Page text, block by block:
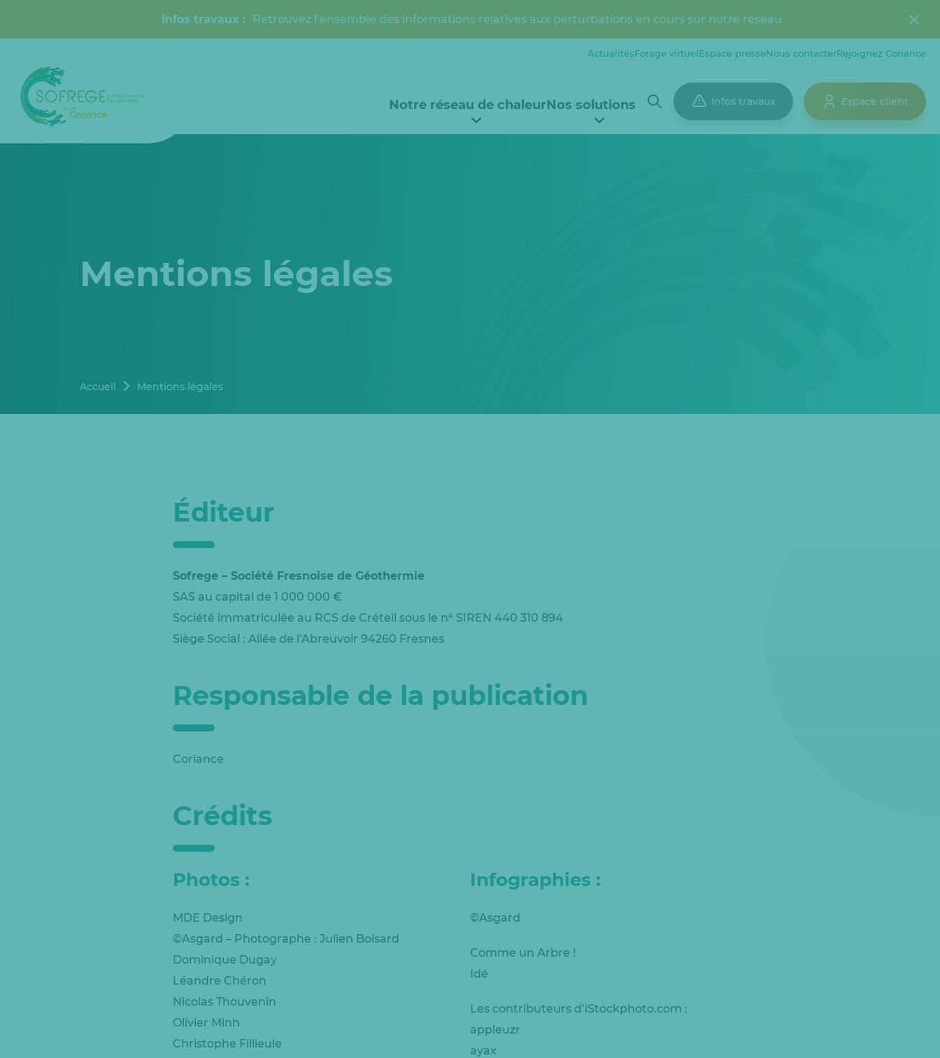
Infos travaux : Retrouvez l’ensemble des informations relatives aux perturbations en cours sur notre réseau
ActualitésForage virtuelEspace presseNous contacterRejoignez Coriance
Notre réseau de chaleurNos solutions Infos travaux Espace client
Mentions légales
Accueil Mentions légales
Éditeur
Sofrege – Société Fresnoise de Géothermie
SAS au capital de 1 000 000 €
Société immatriculée au RCS de Créteil sous le n° SIREN 440 310 894
Siège Social : Allée de l’Abreuvoir 94260 Fresnes
Responsable de la publication
Coriance
Crédits
Photos :
MDE Design
©Asgard – Photographe : Julien Boisard
Dominique Dugay
Léandre Chéron
Nicolas Thouvenin
Olivier Minh
Christophe Fillieule
Infographies :
©Asgard
Comme un Arbre !
Idé
Les contributeurs d’iStockphoto.com :
appleuzr
ayax